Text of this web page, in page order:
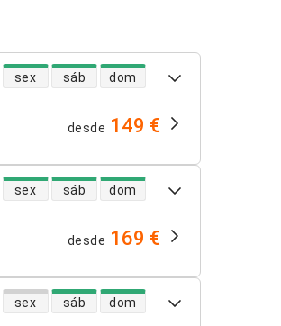
sex sáb dom
desde 149 €
sex sáb dom
desde 169 €
sex sáb dom